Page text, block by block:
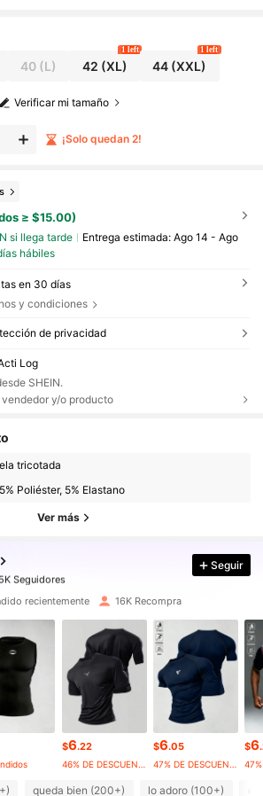
40(L) 42 (XL)
1 left
44 (XXL)
1 left
Verificar mi tamaño
¡Solo quedan 2!
≥ $15.00)
si llega tarde Entrega estimada: Ago 14 - Ago
hábiles
en 30 días
y condiciones
de privacidad
Log
SHEIN.
y/o producto
tricotada
Poliéster, 5% Elastano
Ver más
Seguidores
Seguidores
Hace 1 día
Seguidores
Seguidores
Seguidores
Seguidores
Seguir
recientemente 16K Recompra
$6.22
46% DE DESCUENTO
$6.05
47% DE DESCUENTO
$6
queda bien (200+) lo adoro (100+)